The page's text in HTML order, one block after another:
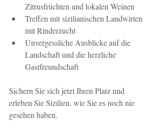
Zitrusfrüchten und lokalen Weinen
Treffen mit sizilianischen Landwirten
mit Rinderzucht
Unvergessliche Ausblicke auf die
Landschaft und die herzliche
Gastfreundschaft
Sichern Sie sich jetzt Ihren Platz und
erleben Sie Sizilien, wie Sie es noch nie
gesehen haben.